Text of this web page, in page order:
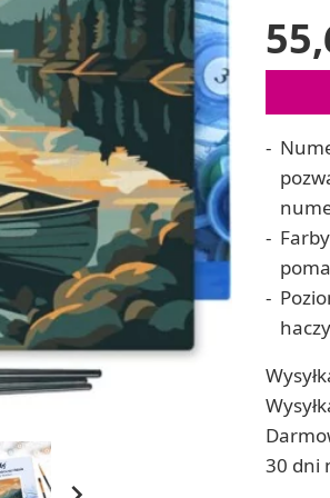
ręcznych
Soda, kwasek,
Dodatki: barwniki i
RZEŹBA, GLINY I
Lepienie i rzeźbienie
Odlewy dekoracyjne
Tworzenie z gliny
Modelowanie dla
30 dni